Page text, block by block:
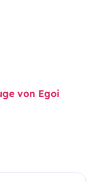
von Egoi